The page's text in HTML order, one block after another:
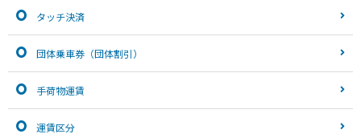
タッチ決済
団体乗車券（団体割引）
手荷物運賃
運賃区分